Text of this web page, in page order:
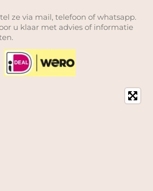
ze via mail, telefoon of whatsapp.
u klaar met advies of informatie